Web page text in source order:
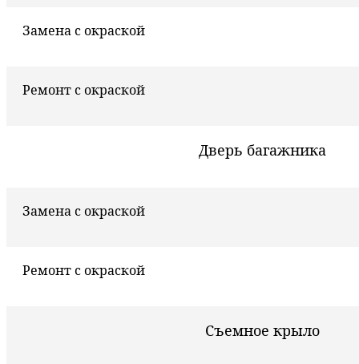
Замена с окраской
Ремонт с окраской
Дверь багажника
Замена с окраской
Ремонт с окраской
Съемное крыло